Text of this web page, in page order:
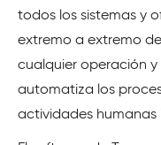
todos los sistemas y
extremo a extremo
cualquier operación
automatiza los
actividades humanas